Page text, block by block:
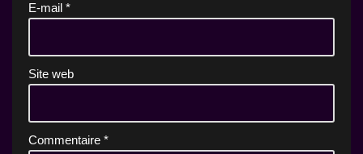
E-mail *
Site web
Commentaire *